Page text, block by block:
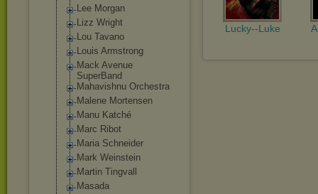
Lee Morgan
Lizz Wright
Lou Tavano
Louis Armstrong
Mack Avenue
SuperBand
Mahavishnu Orchestra
Malene Mortensen
Manu Katché
Marc Ribot
Maria Schneider
Mark Weinstein
Martin Tingvall
Masada
Lucky--Luke